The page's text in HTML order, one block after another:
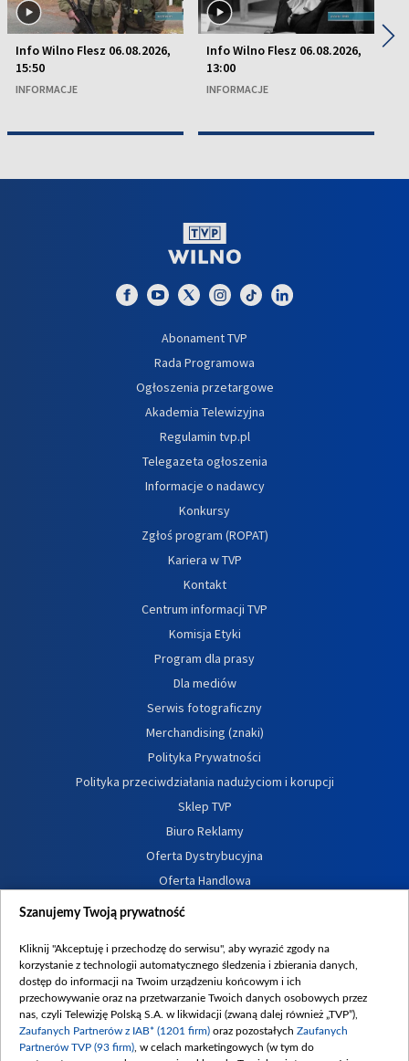
Info Wilno Flesz 06.08.2026,
15:50
INFORMACJE
Info Wilno Flesz 06.08.2026,
13:00
INFORMACJE
▶
Abonament TVP
Rada Programowa
Ogłoszenia przetargowe
Akademia Telewizyjna
Regulamin tvp.pl
Telegazeta ogłoszenia
Informacje o nadawcy
Konkursy
Zgłoś program (ROPAT)
Kariera w TVP
Kontakt
Centrum informacji TVP
Komisja Etyki
Program dla prasy
Dla mediów
Serwis fotograficzny
Merchandising (znaki)
Polityka Prywatności
Polityka przeciwdziałania nadużyciom i korupcji
Sklep TVP
Biuro Reklamy
Oferta Dystrybucyjna
Oferta Handlowa
Dostępność
Procedura zgłoszeń wewnętrznych
Szanujemy Twoją prywatność
Kliknij "Akceptuję i przechodzę do serwisu", aby wyrazić zgody na
korzystanie z technologii automatycznego śledzenia i zbierania danych,
dostęp do informacji na Twoim urządzeniu końcowym i ich
przechowywanie oraz na przetwarzanie Twoich danych osobowych przez
nas, czyli Telewizję Polską S.A. w likwidacji (zwaną dalej również „TVP”),
Zaufanych Partnerów z IAB* (1201 firm) oraz pozostałych Zaufanych
Partnerów TVP (93 firm) , w celach marketingowych (w tym do